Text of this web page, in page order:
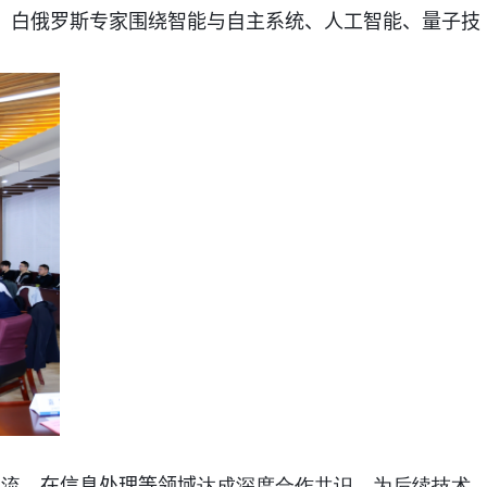
白俄罗斯专家围绕智能与自主系统、人工智能、量子技